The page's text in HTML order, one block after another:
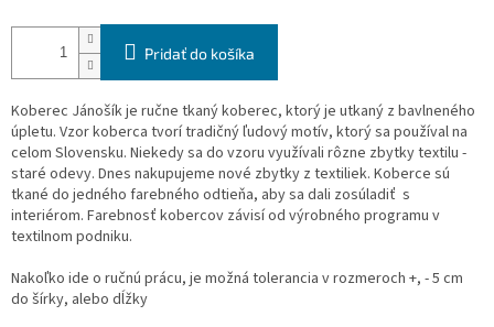
Pridať do košíka
Koberec Jánošík je ručne tkaný koberec, ktorý je utkaný z bavlneného
úpletu. Vzor koberca tvorí tradičný ľudový motív, ktorý sa používal na
celom Slovensku. Niekedy sa do vzoru využívali rôzne zbytky textilu -
staré odevy. Dnes nakupujeme nové zbytky z textiliek. Koberce sú
tkané do jedného farebného odtieňa, aby sa dali zosúladiť s
interiérom. Farebnosť kobercov závisí od výrobného programu v
textilnom podniku.
Nakoľko ide o ručnú prácu, je možná tolerancia v rozmeroch +, - 5 cm
do šírky, alebo dĺžky